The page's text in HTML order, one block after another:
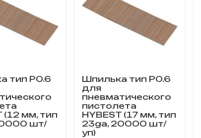
тип P0.6
(12 мм, тип
шт/
Шпилька тип P0.6
для
пневматического
пистолета
HYBEST (17 мм, тип
23ga, 20000 шт/
уп)